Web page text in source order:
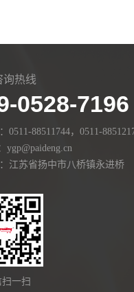
询热线
0528-7196
88511744，0511-
ygp@paideng.cn
江苏省扬中市八桥镇永进桥
一扫